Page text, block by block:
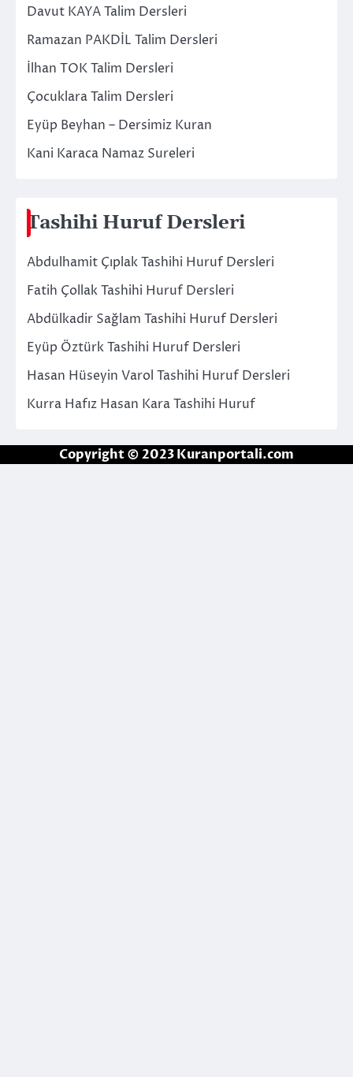
Davut KAYA Talim Dersleri
Ramazan PAKDİL Talim Dersleri
İlhan TOK Talim Dersleri
Çocuklara Talim Dersleri
Eyüp Beyhan – Dersimiz Kuran
Kani Karaca Namaz Sureleri
Tashihi Huruf Dersleri
Abdulhamit Çıplak Tashihi Huruf Dersleri
Fatih Çollak Tashihi Huruf Dersleri
Abdülkadir Sağlam Tashihi Huruf Dersleri
Eyüp Öztürk Tashihi Huruf Dersleri
Hasan Hüseyin Varol Tashihi Huruf Dersleri
Kurra Hafız Hasan Kara Tashihi Huruf
Copyright © 2023 Kuranportali.com